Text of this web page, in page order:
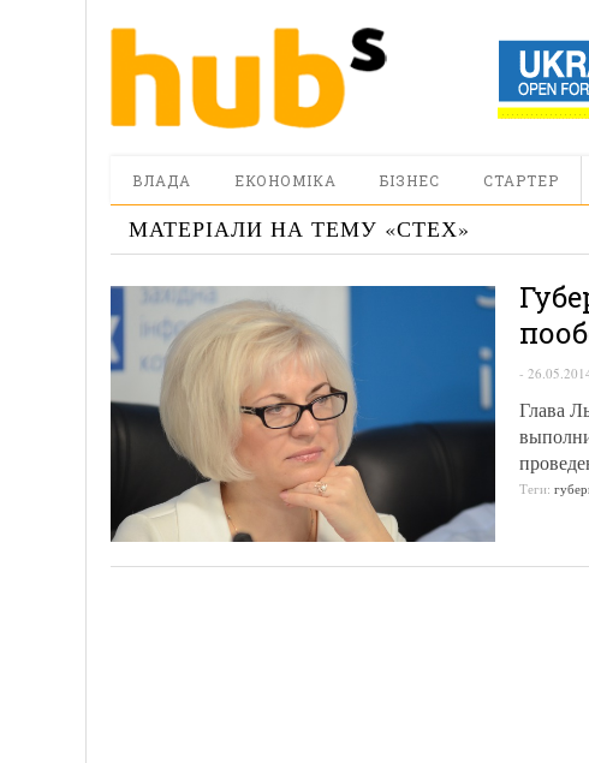
ВЛАДА ЕКОНОМІКА БІЗНЕС СТАРТЕР
МАТЕРІАЛИ НА ТЕМУ «СТЕХ»
-
Глава
Теги: